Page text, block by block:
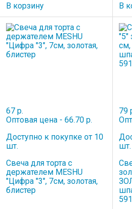
В корзину
В
67 р.
Оптовая цена - 66.70 р.
Доступно к покупке от 10
шт.
Свеча для торта с
держателем MESHU
"Цифра "3", 7см, золотая,
блистер
79
шт.